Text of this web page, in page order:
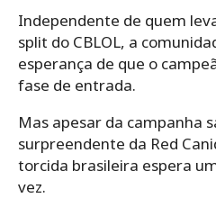
Independente de quem
split do CBLOL, a
esperança de que o
fase de entrada.
Mas apesar da campanha
surpreendente da Red
torcida brasileira espera
vez.